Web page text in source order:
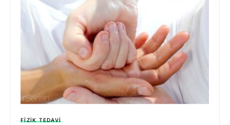
FIZIK TEDAVI